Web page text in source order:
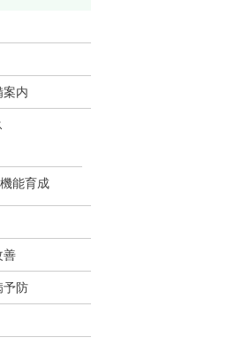
案内
能育成
善
予防